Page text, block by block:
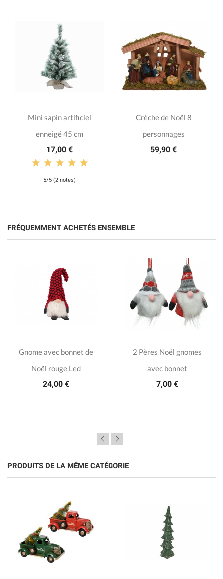
Mini sapin artificiel
enneigé 45 cm
17,00 €
5/5 (2 notes)
Crèche de Noël 8
personnages
59,90 €
FRÉQUEMMENT ACHETÉS ENSEMBLE
Gnome avec bonnet de
Noël rouge Led
24,00 €
2 Pères Noël gnomes
avec bonnet
7,00 €
PRODUITS DE LA MÊME CATÉGORIE